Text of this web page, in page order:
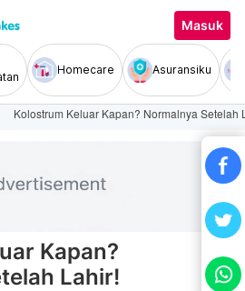
Masuk
Homecare Asuransiku
Kolostrum Keluar Kapan? Normalnya Setelah
Kapan?
Lahir!